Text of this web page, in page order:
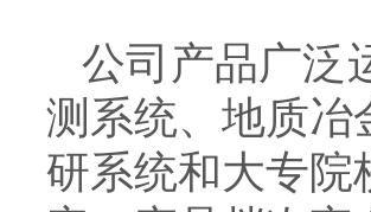
公司产品广泛
测系统、地质冶
研系统和大专院